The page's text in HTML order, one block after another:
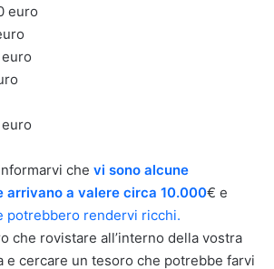
euro
che vi sono alcune
arrivano a valere circa 10.000€ e
potrebbero rendervi ricchi.
che rovistare all’interno della vostra
e cercare un tesoro che potrebbe farvi